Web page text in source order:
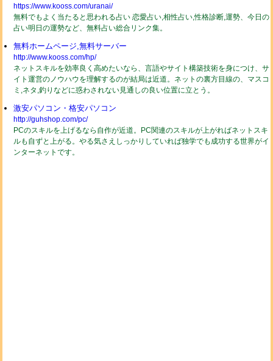
https://www.kooss.com/uranai/
無料でもよく当たると思われる占い 恋愛占い,相性占い,性格診断,運勢、今日の
占い明日の運勢など、無料占い総合リンク集。
無料ホームページ,無料サーバー
http://www.kooss.com/hp/
ネットスキルを効率良く高めたいなら、言語やサイト構築技術を身につけ、サ
イト運営のノウハウを理解するのが結局は近道。ネットの裏方目線の、マスコ
ミ,ネタ,釣りなどに惑わされない見通しの良い位置に立とう。
激安パソコン・格安パソコン
http://guhshop.com/pc/
PCのスキルを上げるなら自作が近道。PC関連のスキルが上がればネットスキ
ルも自ずと上がる。やる気さえしっかりしていれば独学でも成功する世界がイ
ンターネットです。